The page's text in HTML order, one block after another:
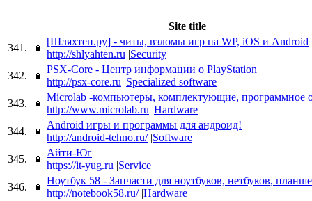
Site title
341.
[Шляхтен.ру] - читы, взломы игр на WP, iOS и Android
http://shlyahten.ru |Security
342.
PSX-Core - Центр информации о PlayStation
http://psx-core.ru |Specialized software
343.
Microlab -компьютеры, комплектующие, программное
http://www.microlab.ru |Hardware
344.
Android игры и программы для андроид!
http://android-tehno.ru/ |Software
345.
Айти-Юг
https://it-yug.ru |Service
346.
Ноутбук 58 - Запчасти для ноутбуков, нетбуков,
http://notebook58.ru/ |Hardware